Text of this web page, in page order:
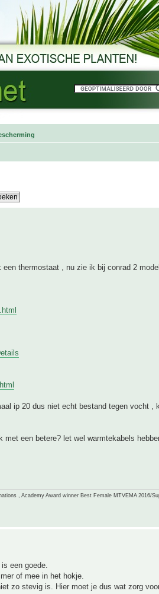
thermostaat , nu zie ik bij conrad 2
ip 20 dus niet echt bestand tegen vocht ,
met een betere? let wel warmtekabels
, Academy Award winner Best Female MTVEMA 2016/
een goede.
of mee in het hokje.
zo stevig is. Hier moet je dus wat zorg